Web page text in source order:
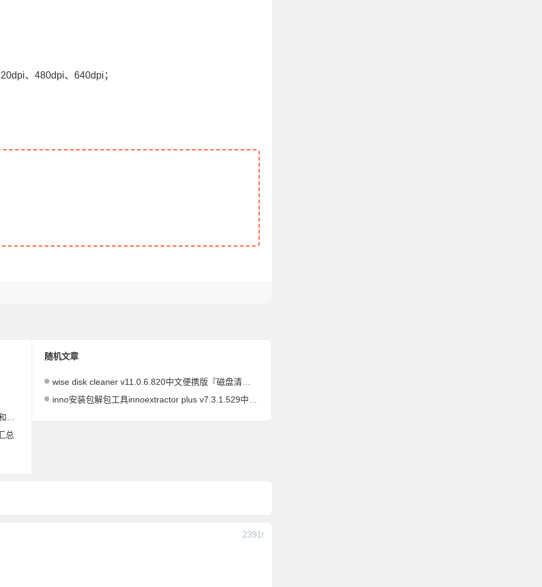
、480dpi、640dpi；
总
随机文章
wise disk cleaner v11.0.6.820中文便携版『磁盘清理工具』
inno安装包解包工具innoextractor plus v7.3.1.529中文便携版
2391 F